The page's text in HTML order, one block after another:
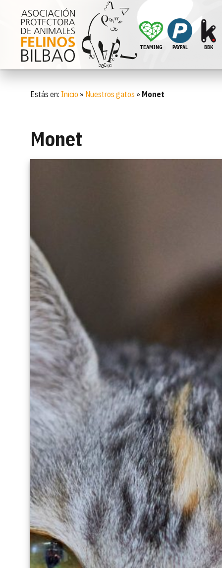
TEAMING PAYPAL BBK
Estás en: Inicio » Nuestros gatos » Monet
Monet